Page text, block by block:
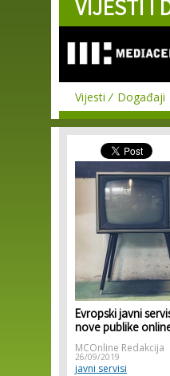
Skip to
main
VIJESTI I
Vijesti Događaji
Evropski javni
nove publike
MCOnline Redakcija
26/09/2019
javni servisi